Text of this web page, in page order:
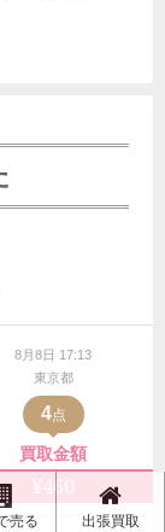
売る 出張買取